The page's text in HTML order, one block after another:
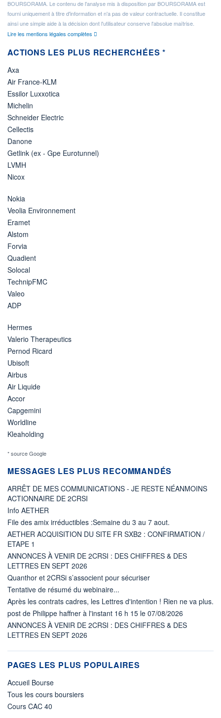
BOURSORAMA. Le contenu de l'analyse mis à disposition par BOURSORAMA est
fourni uniquement à titre d'information et n'a pas de valeur contractuelle. Il constitue
ainsi une simple aide à la décision dont l'utilisateur conserve l'absolue maîtrise.
Lire les mentions légales complètes
ACTIONS LES PLUS RECHERCHÉES *
Axa
Air France-KLM
Essilor Luxxotica
Michelin
Schneider Electric
Cellectis
Danone
Getlink (ex - Gpe Eurotunnel)
LVMH
Nicox
Nokia
Veolia Environnement
Eramet
Alstom
Forvia
Quadient
Solocal
TechnipFMC
Valeo
ADP
Hermes
Valerio Therapeutics
Pernod Ricard
Ubisoft
Airbus
Air Liquide
Accor
Capgemini
Worldline
Kleaholding
* source Google
MESSAGES LES PLUS RECOMMANDÉS
ARRÊT DE MES COMMUNICATIONS - JE RESTE NÉANMOINS
ACTIONNAIRE DE 2CRSI
Info AETHER
File des amix irréductibles :Semaine du 3 au 7 aout.
AETHER ACQUISITION DU SITE FR SXB2 : CONFIRMATION /
ETAPE 1
ANNONCES À VENIR DE 2CRSI : DES CHIFFRES & DES
LETTRES EN SEPT 2026
Quanthor et 2CRSi s’associent pour sécuriser
Tentative de résumé du webinaire...
Après les contrats cadres, les Lettres d'intention ! Rien ne va plus.
post de Philippe haffner à l'instant 16 h 15 le 07/08/2026
ANNONCES À VENIR DE 2CRSI : DES CHIFFRES & DES
LETTRES EN SEPT 2026
PAGES LES PLUS POPULAIRES
Accueil Bourse
Tous les cours boursiers
Cours CAC 40